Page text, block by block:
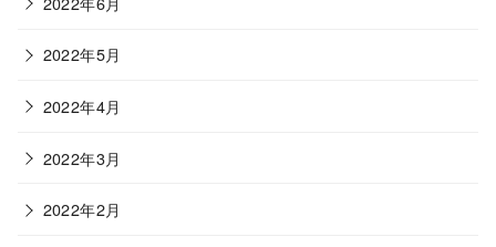
2022年5月
2022年4月
2022年3月
2022年2月